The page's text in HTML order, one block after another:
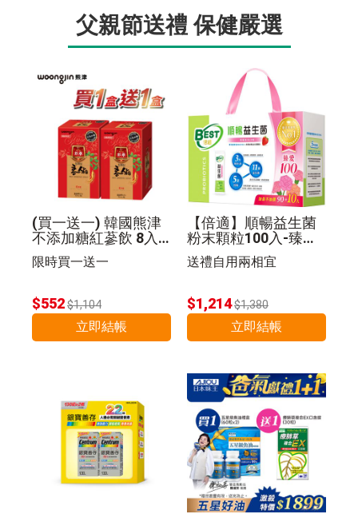
父親節送禮 保健嚴選
(買一送一) 韓國熊津
不添加糖紅蔘飲 8入
组
限時買一送一
$552$1,104
立即結帳
【倍適】順暢益生菌
粉末顆粒100入-臻愛
限定版禮盒
送禮自用兩相宜
$1,214$1,380
立即結帳